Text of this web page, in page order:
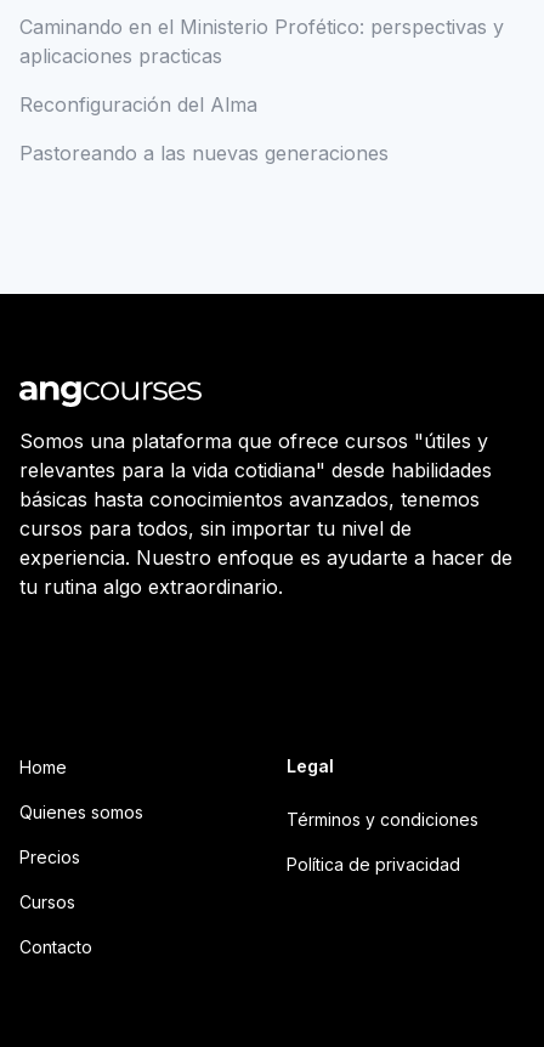
Caminando en el Ministerio Profético: perspectivas y
aplicaciones practicas
Reconfiguración del Alma
Pastoreando a las nuevas generaciones
Somos una plataforma que ofrece cursos "útiles y
relevantes para la vida cotidiana" desde habilidades
básicas hasta conocimientos avanzados, tenemos
cursos para todos, sin importar tu nivel de
experiencia. Nuestro enfoque es ayudarte a hacer de
tu rutina algo extraordinario.
Home
Quienes somos
Precios
Cursos
Contacto
Legal
Términos y condiciones
Política de privacidad